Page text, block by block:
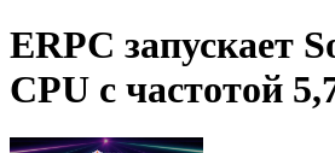
ERPC запускает
CPU с частотой